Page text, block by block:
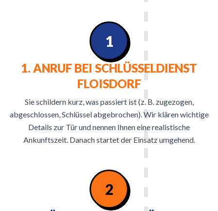
1. ANRUF BEI SCHLÜSSELDIENST
FLOISDORF
Sie schildern kurz, was passiert ist (z. B. zugezogen,
abgeschlossen, Schlüssel abgebrochen). Wir klären wichtige
Details zur Tür und nennen Ihnen eine realistische
Ankunftszeit. Danach startet der Einsatz umgehend.
1
2